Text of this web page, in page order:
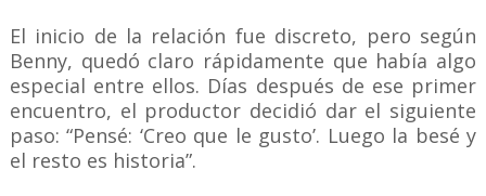
El inicio de la relación fue discreto, pero según
Benny, quedó claro rápidamente que había algo
especial entre ellos. Días después de ese primer
encuentro, el productor decidió dar el siguiente
paso: “Pensé: ‘Creo que le gusto’. Luego la besé y
el resto es historia”.